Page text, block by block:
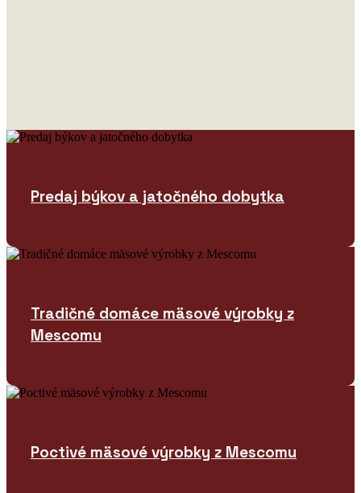
Predaj býkov a jatočného dobytka
Tradičné domáce mäsové výrobky z
Mescomu
Poctivé mäsové výrobky z Mescomu